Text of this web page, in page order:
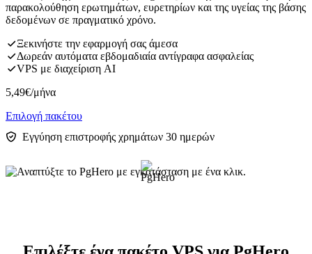
παρακολούθηση ερωτημάτων, ευρετηρίων και της υγείας της βάσης
δεδομένων σε πραγματικό χρόνο.
Ξεκινήστε την εφαρμογή σας άμεσα
Δωρεάν αυτόματα εβδομαδιαία αντίγραφα ασφαλείας
VPS με διαχείριση AI
5,49€/μήνα
Επιλογή πακέτου
Εγγύηση επιστροφής χρημάτων 30 ημερών